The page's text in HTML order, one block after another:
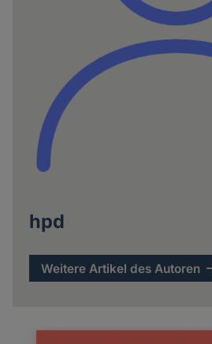
hpd
Weitere Artikel des Autoren